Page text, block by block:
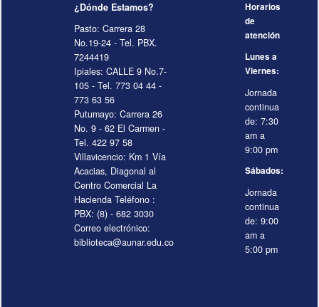
¿Dónde Estamos?
Pasto: Carrera 28
No.19-24 - Tel. PBX.
7244419
Ipiales: CALLE 9 No.7-
105 - Tel. 773 04 44 -
773 63 56
Putumayo: Carrera 26
No. 9 - 62 El Carmen -
Tel. 422 97 58
Villavicencio: Km 1 Vía
Acacias, Diagonal al
Centro Comercial La
Hacienda Teléfono :
PBX: (8) - 682 3030
Correo electrónico:
biblioteca@aunar.edu.co
Horarios
de
atención
Lunes a
Viernes:
Jornada
continua
de: 7:30
am a
9:00 pm
Sábados:
Jornada
continua
de: 9:00
am a
5:00 pm